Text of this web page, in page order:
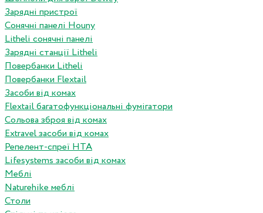
Зарядні пристрої
Сонячні панелі Houny
Litheli сонячні панелі
Зарядні станції Litheli
Повербанки Litheli
Повербанки Flextail
Засоби від комах
Flextail багатофункціональні фумігатори
Сольова зброя від комах
Extravel засоби від комах
Репелент-спреї HTA
Lifesystems засоби від комах
Меблі
Naturehike меблі
Столи